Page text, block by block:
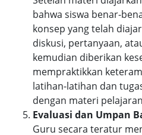
bahwa siswa benar-
konsep yang telah
diskusi, pertanyaan,
kemudian diberikan
mempraktikkan
latihan-latihan dan
dengan materi
Evaluasi dan Umpan
Guru secara teratur